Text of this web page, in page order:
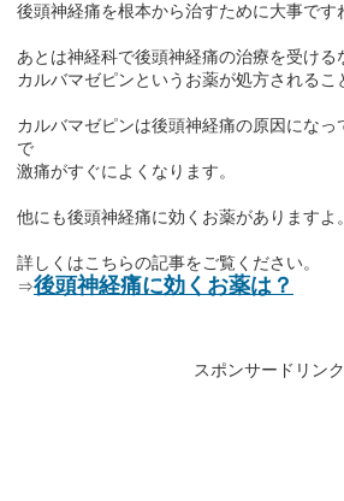
後頭神経痛を根本から治すために大事です
あとは神経科で後頭神経痛の治療を受ける
カルバマゼピンというお薬が処方されるこ
カルバマゼピンは後頭神経痛の原因にな
で
激痛がすぐによくなります。
他にも後頭神経痛に効くお薬がありますよ。
詳しくはこちらの記事をご覧ください。
⇒後頭神経痛に効くお薬は？
スポンサードリンク